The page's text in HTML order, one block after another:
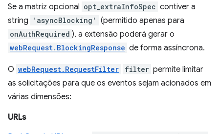
Se a matriz opcional opt_extraInfoSpec contiver a
string
'asyncBlocking' (permitido apenas para
onAuthRequired ), a extensão poderá gerar o
webRequest.BlockingResponse de forma assíncrona.
O webRequest.RequestFilter filter permite limitar
as solicitações para que os eventos sejam acionados em
várias dimensões:
URLs